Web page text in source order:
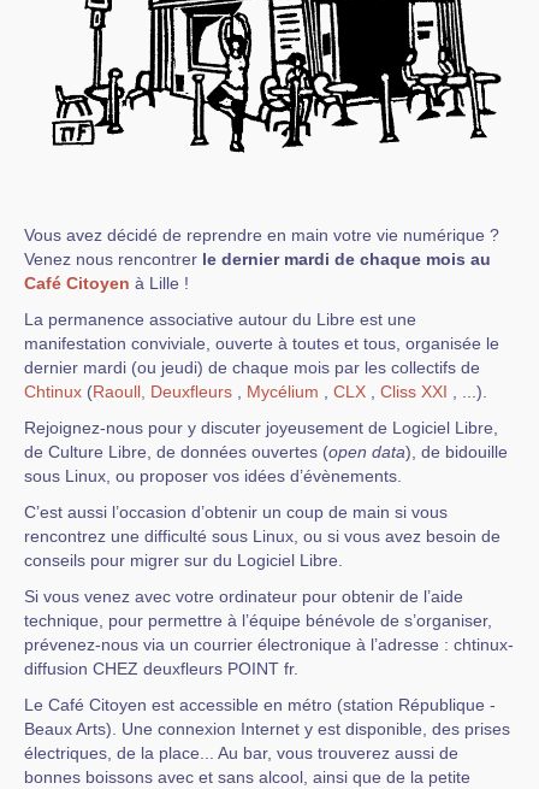
Vous avez décidé de reprendre en main votre vie numérique ?
Venez nous rencontrer le dernier mardi de chaque mois au
Café Citoyen à Lille !
La permanence associative autour du Libre est une
manifestation conviviale, ouverte à toutes et tous, organisée le
dernier mardi (ou jeudi) de chaque mois par les collectifs de
Chtinux (Raoull, Deuxfleurs Mycélium CLX Cliss XXI , ...).
Rejoignez-nous pour y discuter joyeusement de Logiciel Libre,
de Culture Libre, de données ouvertes (open data), de bidouille
sous Linux, ou proposer vos idées d’évènements.
C’est aussi l’occasion d’obtenir un coup de main si vous
rencontrez une difficulté sous Linux, ou si vous avez besoin de
conseils pour migrer sur du Logiciel Libre.
Si vous venez avec votre ordinateur pour obtenir de l’aide
technique, pour permettre à l’équipe bénévole de s’organiser,
prévenez-nous via un courrier électronique à l’adresse : chtinux-
diffusion CHEZ deuxfleurs POINT fr.
Le Café Citoyen est accessible en métro (station République -
Beaux Arts). Une connexion Internet y est disponible, des prises
électriques, de la place... Au bar, vous trouverez aussi de
bonnes boissons avec et sans alcool, ainsi que de la petite